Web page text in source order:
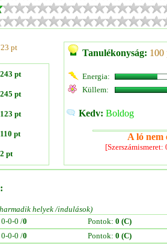
pt
243 pt
245 pt
123 pt
110 pt
2 pt
Tanulékonyság: 100
Energia:
Küllem:
Kedv: Boldog
A ló nem
helyek /indulások)
0-0-0 /0 Pontok: 0 (C)
0-0-0 /0 Pontok: 0 (C)